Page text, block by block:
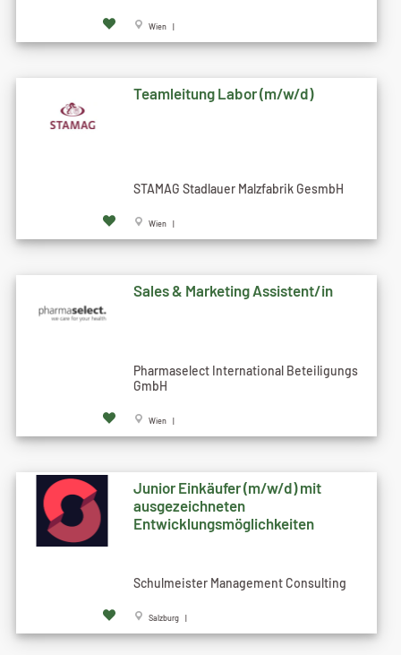
Wien |
Teamleitung Labor (m/w/d)
STAMAG Stadlauer Malzfabrik GesmbH
Wien |
Sales & Marketing Assistent/in
Pharmaselect International Beteiligungs
GmbH
Wien |
Junior Einkäufer (m/w/d) mit
ausgezeichneten
Entwicklungsmöglichkeiten
Schulmeister Management Consulting
Salzburg |